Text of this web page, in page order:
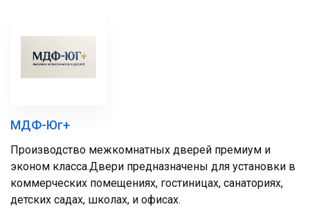
МДФ-Юг+
Производство межкомнатных дверей премиум и
эконом класса.Двери предназначены для установки в
коммерческих помещениях, гостиницах, санаториях,
детских садах, школах, и офисах.